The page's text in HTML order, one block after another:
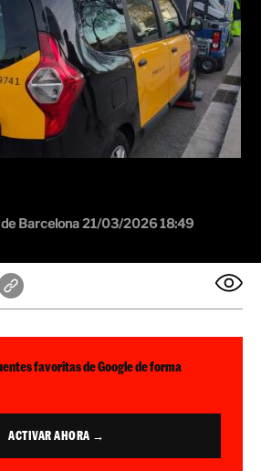
Barcelona21/03/2026 18:49
favoritas de Google de forma
ACTIVAR AHORA →